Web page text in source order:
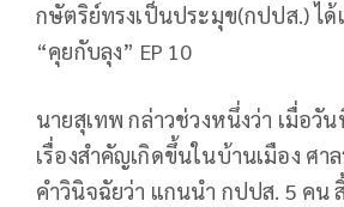
กษัตริย์ทรงเป็นประมุข(กปปส.) ได้
“คุยกับลุง” EP 10
นายสุเทพ กล่าวช่วงหนึ่งว่า เมื่อวั
เรื่องสำคัญเกิดขึ้นในบ้านเมือง ศา
คำวินิจฉัยว่า แกนนำ กปปส. 5 คน